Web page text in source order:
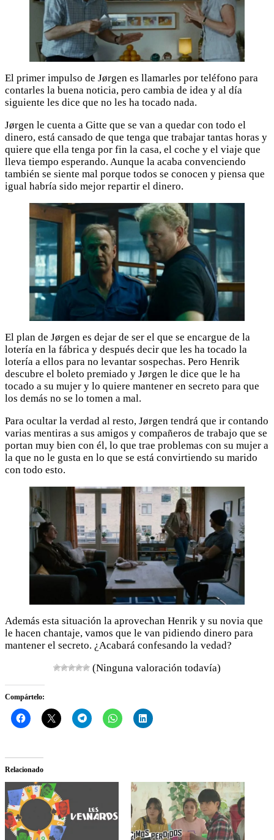
El primer impulso de Jørgen es llamarles por teléfono para
contarles la buena noticia, pero cambia de idea y al día
siguiente les dice que no les ha tocado nada.
Jørgen le cuenta a Gitte que se van a quedar con todo el
dinero, está cansado de que tenga que trabajar tantas horas y
quiere que ella tenga por fin la casa, el coche y el viaje que
lleva tiempo esperando. Aunque la acaba convenciendo
también se siente mal porque todos se conocen y piensa que
igual habría sido mejor repartir el dinero.
El plan de Jørgen es dejar de ser el que se encargue de la
lotería en la fábrica y después decir que les ha tocado la
lotería a ellos para no levantar sospechas. Pero Henrik
descubre el boleto premiado y Jørgen le dice que le ha
tocado a su mujer y lo quiere mantener en secreto para que
los demás no se lo tomen a mal.
Para ocultar la verdad al resto, Jørgen tendrá que ir contando
varias mentiras a sus amigos y compañeros de trabajo que se
portan muy bien con él, lo que trae problemas con su mujer a
la que no le gusta en lo que se está convirtiendo su marido
con todo esto.
Además esta situación la aprovechan Henrik y su novia que
le hacen chantaje, vamos que le van pidiendo dinero para
mantener el secreto. ¿Acabará confesando la vedad?
(Ninguna valoración todavía)
Compártelo:
Relacionado